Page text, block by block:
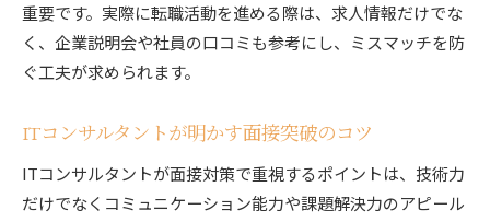
重要です。実際に転職活動を進める際は、求人情報だけでな
く、企業説明会や社員の口コミも参考にし、ミスマッチを防
ぐ工夫が求められます。
ITコンサルタントが明かす面接突破のコツ
ITコンサルタントが面接対策で重視するポイントは、技術力
だけでなくコミュニケーション能力や課題解決力のアピール